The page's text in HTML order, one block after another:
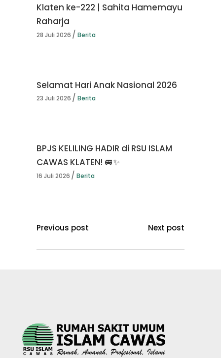
Klaten ke-222 | Sahita Hamemayu
Raharja
28 Juli 2026 Berita
Selamat Hari Anak Nasional 2026
23 Juli 2026 Berita
BPJS KELILING HADIR di RSU ISLAM
CAWAS KLATEN! 🚐✨
16 Juli 2026 Berita
Previous post Next post